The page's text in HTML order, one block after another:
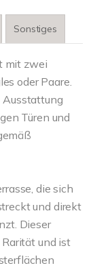
Sonstiges
mit zwei
oder Paare.
Ausstattung
Türen und
die sich
und direkt
Dieser
und ist